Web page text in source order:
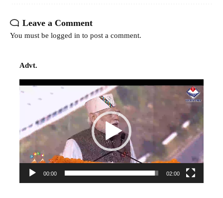
Leave a Comment
You must be logged in to post a comment.
Advt.
Video
00:00 02:00